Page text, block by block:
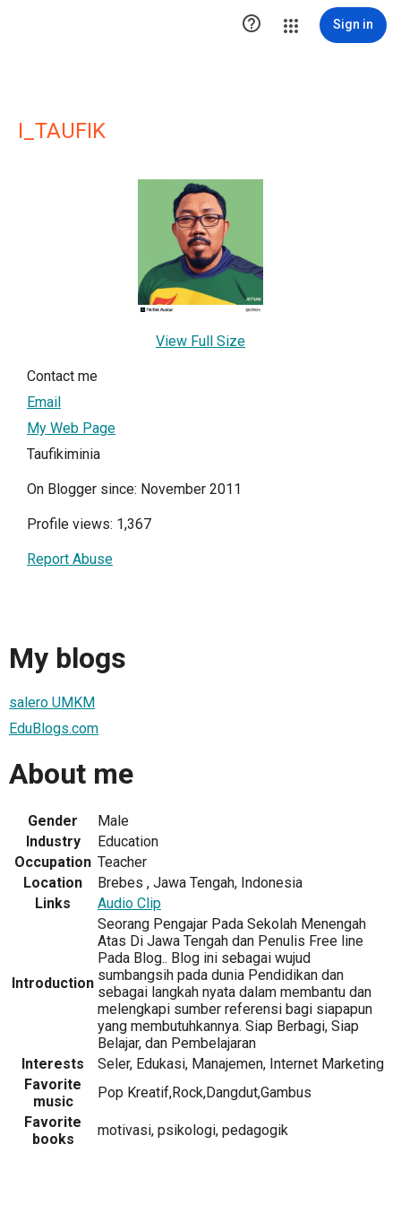
 Sign in
I_TAUFIK
View Full Size
Contact me
Email
My Web Page
Taufikiminia
On Blogger since: November 2011
Profile views: 1,367
Report Abuse
My blogs
salero UMKM
EduBlogs.com
About me
Gender
Male
Industry
Education
Occupation Teacher
Location
Brebes , Jawa Tengah, Indonesia
Links
Audio Clip
Introduction
Seorang Pengajar Pada Sekolah Menengah
Atas Di Jawa Tengah dan Penulis Free line
Pada Blog.. Blog ini sebagai wujud
sumbangsih pada dunia Pendidikan dan
sebagai langkah nyata dalam membantu dan
melengkapi sumber referensi bagi siapapun
yang membutuhkannya. Siap Berbagi, Siap
Belajar, dan Pembelajaran
Interests
Seler, Edukasi, Manajemen, Internet Marketing
Favorite
music
Pop Kreatif,Rock,Dangdut,Gambus
Favorite
books
motivasi, psikologi, pedagogik